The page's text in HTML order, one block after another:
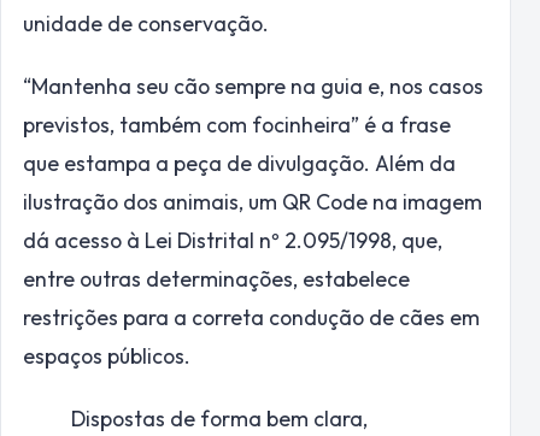
unidade de conservação.
“Mantenha seu cão sempre na guia e, nos casos
previstos, também com focinheira” é a frase
que estampa a peça de divulgação. Além da
ilustração dos animais, um QR Code na imagem
dá acesso à Lei Distrital nº 2.095/1998, que,
entre outras determinações, estabelece
restrições para a correta condução de cães em
espaços públicos.
Dispostas de forma bem clara,